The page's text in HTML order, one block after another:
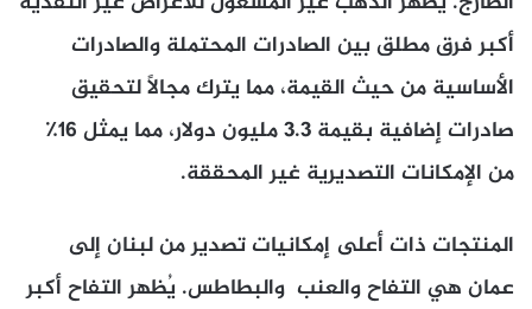
أكبر فرق مطلق بين الصادرات المحتملة والصادرات
الأساسية من حيث القيمة، مما يترك مجالاً لتحقيق
صادرات إضافية بقيمة 3.3 مليون دولار، مما يمثل 16٪
من الإمكانات التصديرية غير المحققة.
المنتجات ذات أعلى إمكانيات تصدير من لبنان إلى
عمان هي التفاح والعنب والبطاطس. يُظهر التفاح أكبر